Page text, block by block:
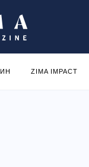
ZIMA IMPACT